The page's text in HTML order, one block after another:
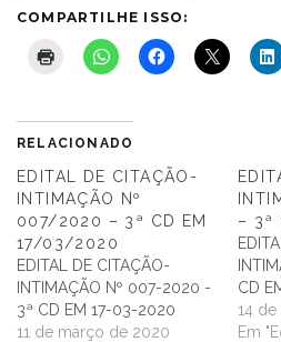
COMPARTILHE ISSO:
RELACIONADO
EDITAL DE CITAÇÃO-
INTIMAÇÃO Nº
007/2020 – 3ª CD EM
17/03/2020
EDITAL DE CITAÇÃO-
INTIMAÇÃO Nº 007-2020 -
3ª CD EM 17-03-2020
11 de março de 2020
– 3ª
CD
14
Em